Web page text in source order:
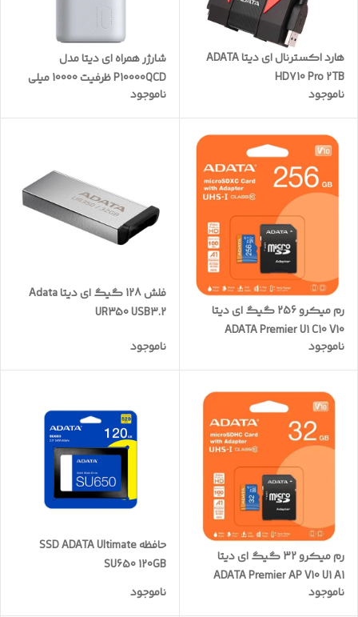
هارد اکسترنال ای دیتا ADATA
HD710 Pro 2TB
ناموجود
شارژر همراه ای دیتا مدل
P10000QCD ظرفیت 10000 میلی
آمپر ساعت
ناموجود
رم میکرو 256 گیگ ای دیتا
ADATA Premier U1 C10 V10
100MB/s + خشاب
ناموجود
فلش 128 گیگ ای دیتا Adata
UR350 USB3.2
ناموجود
رم میکرو 32 گیگ ای دیتا
ADATA Premier AP V10 U1 A1
100MB/s + خشاب
ناموجود
حافظه SSD ADATA Ultimate
SU650 120GB
ناموجود